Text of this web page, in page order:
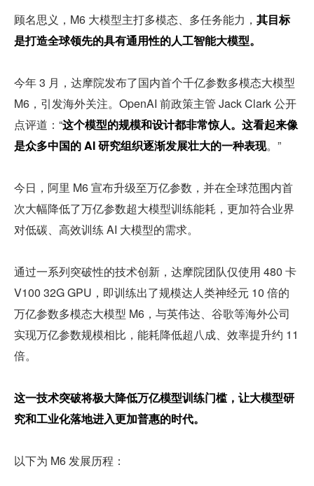
顾名思义，M6 大模型主打多模态、多任务能力， 其目标
是打造全球领先的具有通用性的人工智能大模型。
今年 3 月，达摩院发布了国内首个千亿参数多模态大模型
M6，引发海外关注。OpenAI 前政策主管 Jack Clark 公开
点评道：“这个模型的规模和设计都非常惊人。这看起来像
是众多中国的 AI 研究组织逐渐发展壮大的一种表现。”
今日，阿里 M6 宣布升级至万亿参数，并在全球范围内首
次大幅降低了万亿参数超大模型训练能耗，更加符合业界
对低碳、高效训练 AI 大模型的需求。
通过一系列突破性的技术创新，达摩院团队仅使用 480 卡
V100 32G GPU，即训练出了规模达人类神经元 10 倍的
万亿参数多模态大模型 M6，与英伟达、谷歌等海外公司
实现万亿参数规模相比，能耗降低超八成、效率提升约 11
倍。
这一技术突破将极大降低万亿模型训练门槛，让大模型研
究和工业化落地进入更加普惠的时代。
以下为 M6 发展历程：